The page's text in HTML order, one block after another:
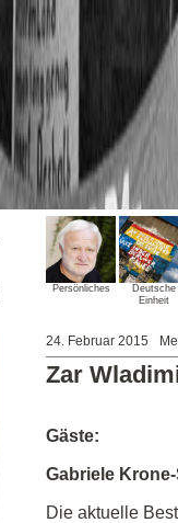
24. Februar 2015
Zar
Gäste:
Gabriele
Die aktuelle
Persönliches
Deutsche
Einheit